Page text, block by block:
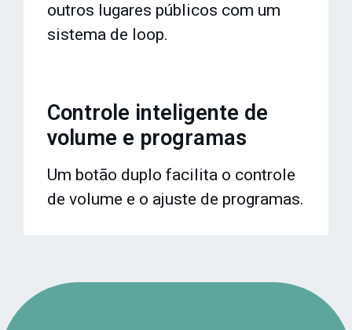
outros lugares públicos com um
sistema de loop.
Controle inteligente de
volume e programas
Um botão duplo facilita o controle
de volume e o ajuste de programas.